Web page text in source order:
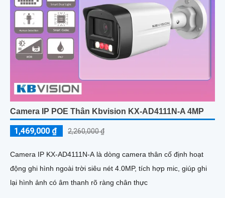
Camera IP POE Thân Kbvision KX-AD4111N-A 4MP
1,469,000 ₫ 2,260,000 ₫
Camera IP KX-AD4111N-A là dòng camera thân cố định hoạt
động ghi hình ngoài trời siêu nét 4.0MP, tích hợp mic, giúp ghi
lại hình ảnh có âm thanh rõ ràng chân thực